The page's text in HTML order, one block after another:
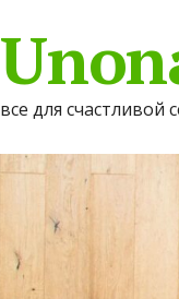
все для счастливой